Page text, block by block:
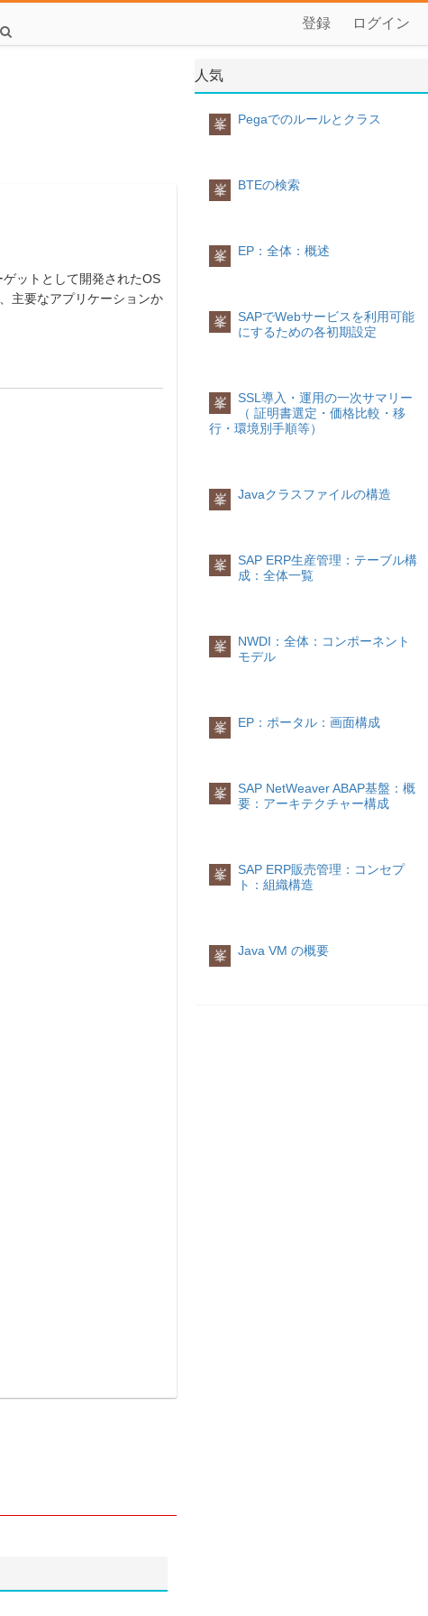
登録 ログイン
ットとして開発されたOS
主要なアプリケーションか
人気
峯 Pegaでのルールとクラス
峯 BTEの検索
峯 EP：全体：概述
峯
SAPでWebサービスを利用可能
にするための各初期設定
峯
SSL導入・運用の一次サマリー
（ 証明書選定・価格比較・移
行・環境別手順等）
峯 Javaクラスファイルの構造
峯
SAP ERP生産管理：テーブル構
成：全体一覧
峯
NWDI：全体：コンポーネント
モデル
峯 EP：ポータル：画面構成
峯
SAP NetWeaver ABAP基盤：概
要：アーキテクチャー構成
峯
SAP ERP販売管理：コンセプ
ト：組織構造
峯 Java VM の概要